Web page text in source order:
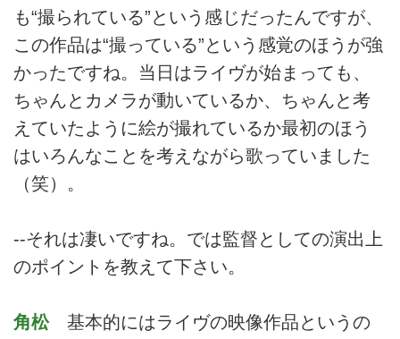
も“撮られている”という感じだったんですが、
この作品は“撮っている”という感覚のほうが強
かったですね。当日はライヴが始まっても、
ちゃんとカメラが動いているか、ちゃんと考
えていたように絵が撮れているか最初のほう
はいろんなことを考えながら歌っていました
（笑）。
--それは凄いですね。では監督としての演出上
のポイントを教えて下さい。
角松基本的にはライヴの映像作品というの